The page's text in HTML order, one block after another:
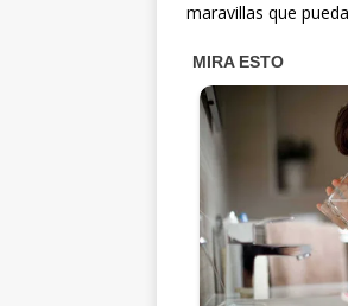
maravillas que